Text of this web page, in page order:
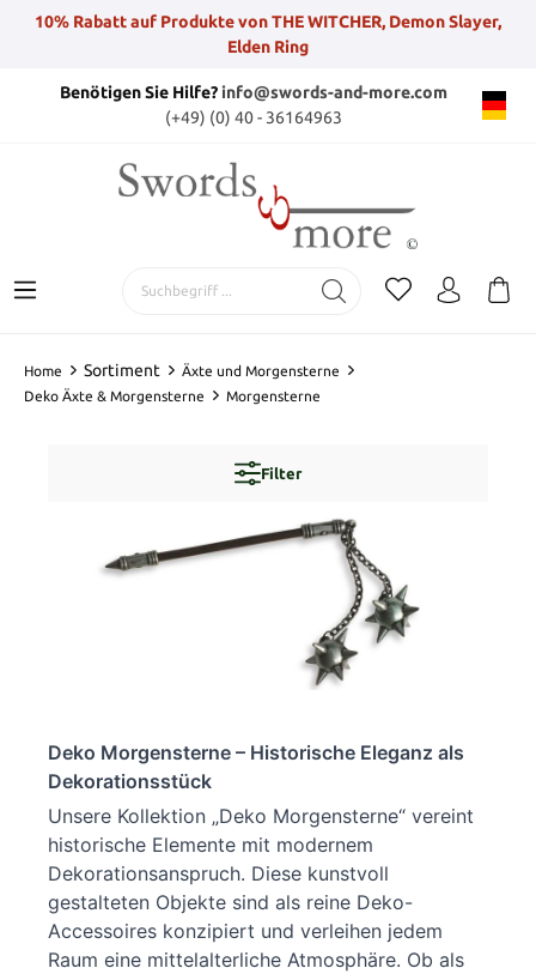
10% Rabatt auf Produkte von THE WITCHER, Demon Slayer,
Elden Ring
Benötigen Sie Hilfe?info@swords-and-more.com
(+49) (0) 40 - 36164963
Home Sortiment
Äxte und Morgensterne
Deko Äxte & Morgensterne
Morgensterne
Filter
Deko Morgensterne – Historische Eleganz als
Dekorationsstück
Unsere Kollektion „Deko Morgensterne“ vereint
historische Elemente mit modernem
Dekorationsanspruch. Diese kunstvoll
gestalteten Objekte sind als reine Deko-
Accessoires konzipiert und verleihen jedem
Raum eine mittelalterliche Atmosphäre. Ob als